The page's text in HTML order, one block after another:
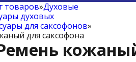
товаров»Духовые
духовых
для саксофонов»
для саксофона
Ремень